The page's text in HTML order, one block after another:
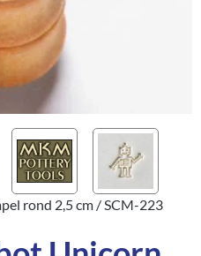
rond 2,5 cm / SCM-223